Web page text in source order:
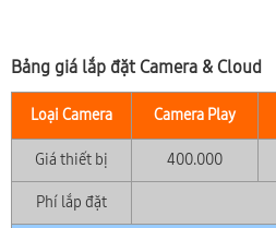
Bảng giá lắp đặt Camera & Cloud
Loại Camera Camera Play
Giá thiết bị 400.000
Phí lắp đặt